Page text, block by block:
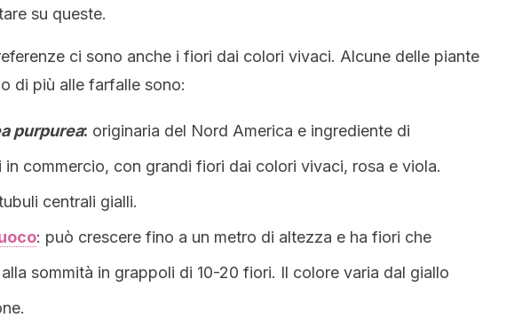
su queste.
ci sono anche i fiori dai colori vivaci. Alcune delle piante
di più alle farfalle sono:
purpurea: originaria del Nord America e ingrediente di
in commercio, con grandi fiori dai colori vivaci, rosa e viola.
centrali gialli.
: può crescere fino a un metro di altezza e ha fiori che
sommità in grappoli di 10-20 fiori. Il colore varia dal giallo